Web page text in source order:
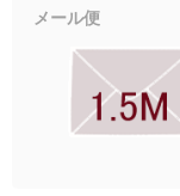
メール便